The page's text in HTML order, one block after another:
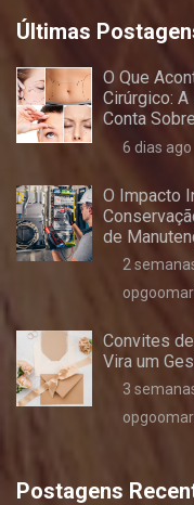
Últimas
O Que
Cirúrgico:
Conta
6 dias ago
O Impacto
de
2
Convites
Vira um
3
Postagens